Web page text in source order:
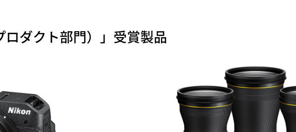
ダクト部門）」受賞製品